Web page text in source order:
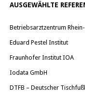
AUSGEWÄHLTE
Betriebsarztzentrum
Eduard Pestel Institut
Fraunhofer Institut IOA
Iodata GmbH
DTFB – Deutscher